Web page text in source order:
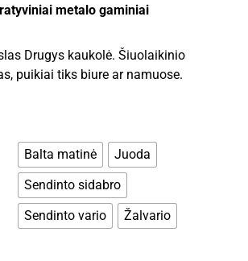
metalo gaminiai
Drugys kaukolė. Šiuolaikinio
puikiai tiks biure ar namuose.
Balta matinė
Juoda
Sendinto sidabro
Sendinto vario
Žalvario